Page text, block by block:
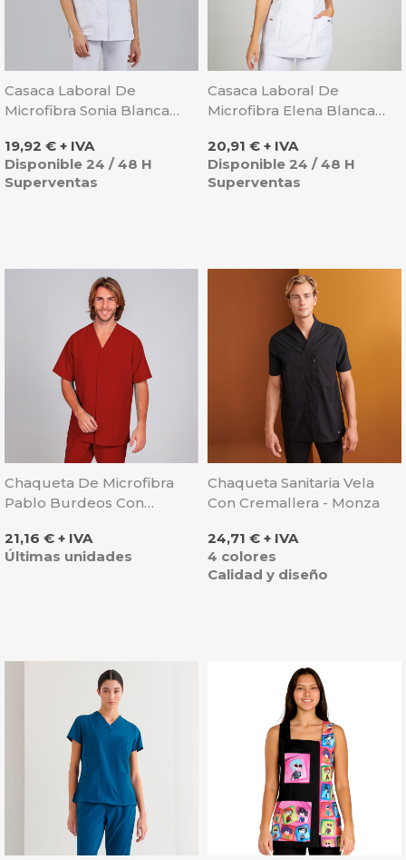
Casaca Laboral De
Microfibra Sonia Blanca
Precio
19,92 € + IVA
Disponible 24 / 48 H
Superventas
Casaca Laboral De
Microfibra Elena Blanca
Precio
20,91 € + IVA
Disponible 24 / 48 H
Superventas
Chaqueta De Microfibra
Pablo Burdeos Con
Precio
21,16 € + IVA
Últimas unidades
Chaqueta Sanitaria Vela
Con Cremallera - Monza
Precio
24,71 € + IVA
4 colores
Calidad y diseño